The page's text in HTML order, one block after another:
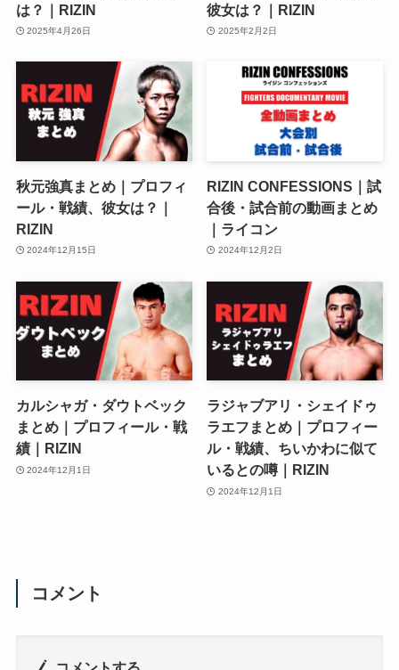
は？｜RIZIN
2025年4月26日
彼女は？｜RIZIN
2025年2月2日
秋元強真まとめ｜プロフィ
ール・戦績、彼女は？｜
RIZIN
2024年12月15日
RIZIN CONFESSIONS｜試
合後・試合前の動画まとめ
｜ライコン
2024年12月2日
カルシャガ・ダウトベック
まとめ｜プロフィール・戦
績｜RIZIN
2024年12月1日
ラジャブアリ・シェイドゥ
ラエフまとめ｜プロフィー
ル・戦績、ちいかわに似て
いるとの噂｜RIZIN
2024年12月1日
コメント